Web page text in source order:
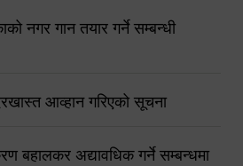
नगर गान तयार गर्ने सम्बन्धी
आव्हान गरिएको सूचना
बहालकर अद्यावधिक गर्ने सम्बन्धमा